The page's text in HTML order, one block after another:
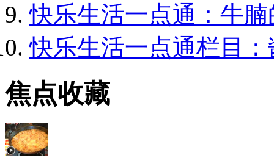
快乐生活一点通：牛
快乐生活一点通栏目
焦点收藏